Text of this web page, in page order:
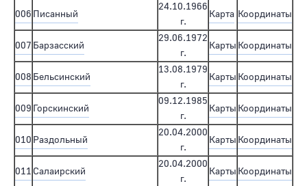
006 Писанный
24.10.1966
г.
Карта Координаты
007 Барзасский
29.06.1972
г.
Карты Координаты
008 Бельсинский
13.08.1979
г.
Карты Координаты
009 Горскинский
09.12.1985
г.
Карты Координаты
010 Раздольный
20.04.2000
г.
Карты Координаты
011 Салаирский
20.04.2000
г.
Карты Координаты